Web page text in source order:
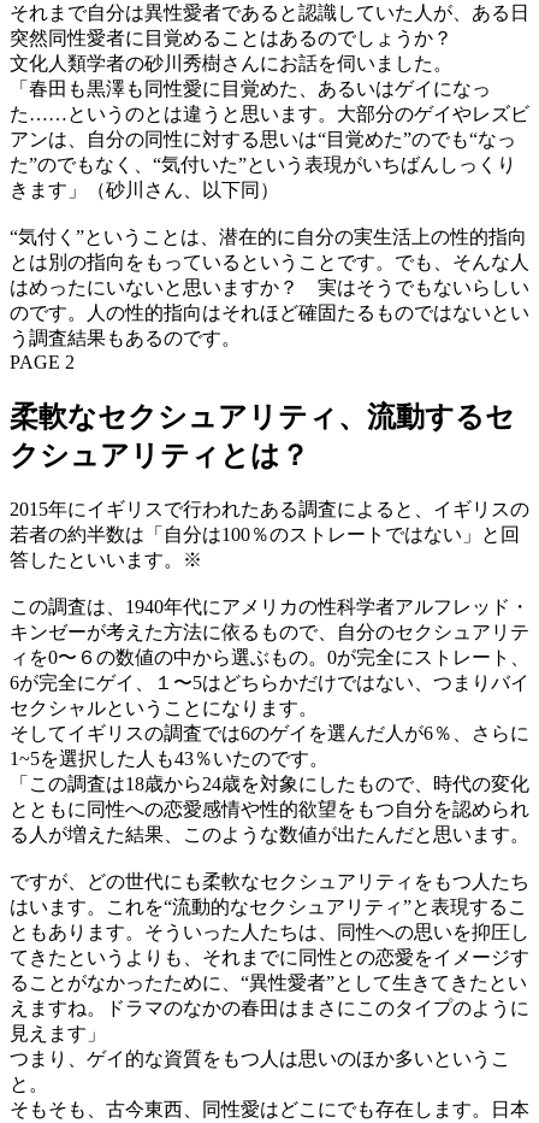
それまで自分は異性愛者であると認識していた人が、ある日
突然同性愛者に目覚めることはあるのでしょうか？
文化人類学者の砂川秀樹さんにお話を伺いました。
「春田も黒澤も同性愛に目覚めた、あるいはゲイになっ
た……というのとは違うと思います。大部分のゲイやレズビ
アンは、自分の同性に対する思いは“目覚めた”のでも“なっ
た”のでもなく、“気付いた”という表現がいちばんしっくり
きます」（砂川さん、以下同）
“気付く”ということは、潜在的に自分の実生活上の性的指向
とは別の指向をもっているということです。でも、そんな人
はめったにいないと思いますか？ 実はそうでもないらしい
のです。人の性的指向はそれほど確固たるものではないとい
う調査結果もあるのです。
PAGE 2
柔軟なセクシュアリティ、流動するセ
クシュアリティとは？
2015年にイギリスで行われたある調査によると、イギリスの
若者の約半数は「自分は100％のストレートではない」と回
答したといいます。※
この調査は、1940年代にアメリカの性科学者アルフレッド・
キンゼーが考えた方法に依るもので、自分のセクシュアリテ
ィを0〜６の数値の中から選ぶもの。0が完全にストレート、
6が完全にゲイ、１〜5はどちらかだけではない、つまりバイ
セクシャルということになります。
そしてイギリスの調査では6のゲイを選んだ人が6％、さらに
1~5を選択した人も43％いたのです。
「この調査は18歳から24歳を対象にしたもので、時代の変化
とともに同性への恋愛感情や性的欲望をもつ自分を認められ
る人が増えた結果、このような数値が出たんだと思います。
ですが、どの世代にも柔軟なセクシュアリティをもつ人たち
はいます。これを“流動的なセクシュアリティ”と表現するこ
ともあります。そういった人たちは、同性への思いを抑圧し
てきたというよりも、それまでに同性との恋愛をイメージす
ることがなかったために、“異性愛者”として生きてきたとい
えますね。ドラマのなかの春田はまさにこのタイプのように
見えます」
つまり、ゲイ的な資質をもつ人は思いのほか多いというこ
と。
そもそも、古今東西、同性愛はどこにでも存在します。日本